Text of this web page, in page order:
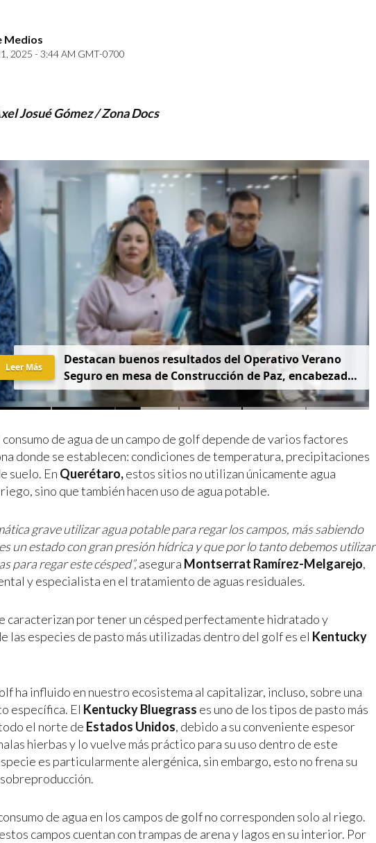
Medios
2025 - 3:44 AM GMT-0700
Josué Gómez / Zona Docs
Destacan buenos resultados del Operativo Verano
Seguro en mesa de Construcción de Paz, encabezada
por la Gobernadora Yeraldine Bonilla
Leer Más
de agua de un campo de golf depende de varios factores
donde se establecen: condiciones de temperatura, precipitaciones
suelo. En Querétaro,estos sitios no utilizan únicamente agua
sino que también hacen uso de agua potable.
grave utilizar agua potable para regar los campos, más sabiendo
un estado con gran presión hídrica y que por lo tanto debemos utilizar
para regar este césped”,asegura Montserrat Ramírez-Melgarejo,
y especialista en el tratamiento de aguas residuales.
caracterizan por tener un césped perfectamente hidratado y
las especies de pasto más utilizadas dentro del golf es el Kentucky
ha influido en nuestro ecosistema al capitalizar, incluso, sobre una
específica. El Kentucky Bluegrass es uno de los tipos de pasto más
el norte de Estados Unidos, debido a su conveniente espesor
hierbas y lo vuelve más práctico para su uso dentro de este
es particularmente alergénica, sin embargo, esto no frena su
de agua en los campos de golf no corresponden solo al riego.
campos cuentan con trampas de arena y lagos en su interior. Por